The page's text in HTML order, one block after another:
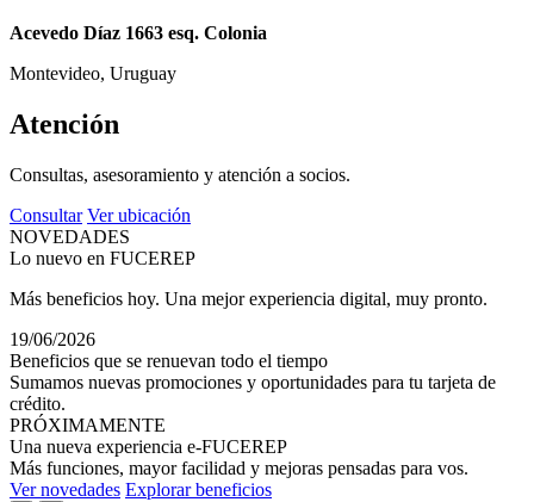
Acevedo Díaz 1663 esq. Colonia
Montevideo, Uruguay
Atención
Consultas, asesoramiento y atención a socios.
Consultar Ver ubicación
NOVEDADES
Lo nuevo en FUCEREP
Más beneficios hoy. Una mejor experiencia digital, muy pronto.
19/06/2026
Beneficios que se renuevan todo el tiempo
Sumamos nuevas promociones y oportunidades para tu tarjeta de
crédito.
PRÓXIMAMENTE
Una nueva experiencia e-FUCEREP
Más funciones, mayor facilidad y mejoras pensadas para vos.
Ver novedades Explorar beneficios